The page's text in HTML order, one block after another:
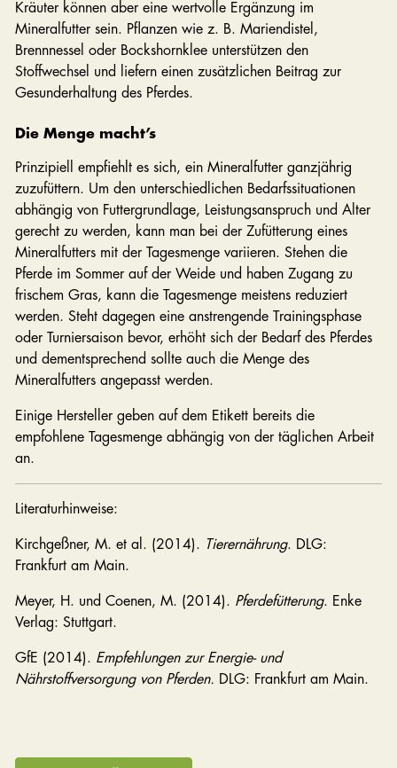
Kräuter können aber eine wertvolle Ergänzung im
Mineralfutter sein. Pflanzen wie z. B. Mariendistel,
Brennnessel oder Bockshornklee unterstützen den
Stoffwechsel und liefern einen zusätzlichen Beitrag zur
Gesunderhaltung des Pferdes.
Die Menge macht’s
Prinzipiell empfiehlt es sich, ein Mineralfutter ganzjährig
zuzufüttern. Um den unterschiedlichen Bedarfssituationen
abhängig von Futtergrundlage, Leistungsanspruch und Alter
gerecht zu werden, kann man bei der Zufütterung eines
Mineralfutters mit der Tagesmenge variieren. Stehen die
Pferde im Sommer auf der Weide und haben Zugang zu
frischem Gras, kann die Tagesmenge meistens reduziert
werden. Steht dagegen eine anstrengende Trainingsphase
oder Turniersaison bevor, erhöht sich der Bedarf des Pferdes
und dementsprechend sollte auch die Menge des
Mineralfutters angepasst werden.
Einige Hersteller geben auf dem Etikett bereits die
empfohlene Tagesmenge abhängig von der täglichen Arbeit
an.
Literaturhinweise:
Kirchgeßner, M. et al. (2014). Tierernährung. DLG:
Frankfurt am Main.
Meyer, H. und Coenen, M. (2014). Pferdefütterung. Enke
Verlag: Stuttgart.
GfE (2014). Empfehlungen zur Energie- und
Nährstoffversorgung von Pferden. DLG: Frankfurt am Main.